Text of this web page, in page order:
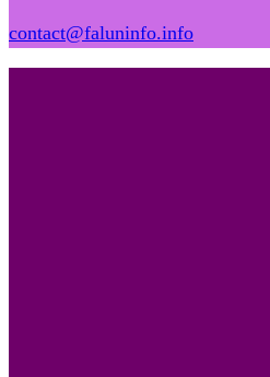
contact@faluninfo.info